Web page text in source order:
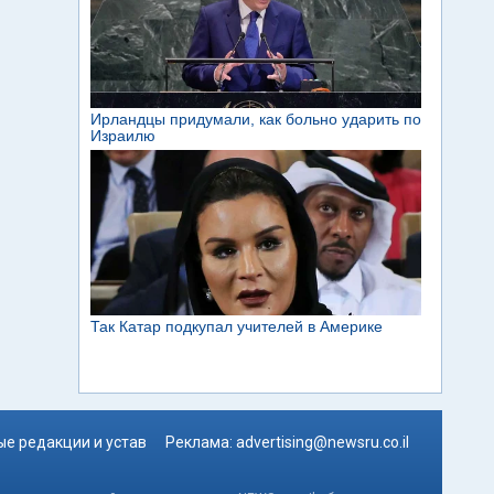
редакции и устав Реклама: advertising@newsru.co.il